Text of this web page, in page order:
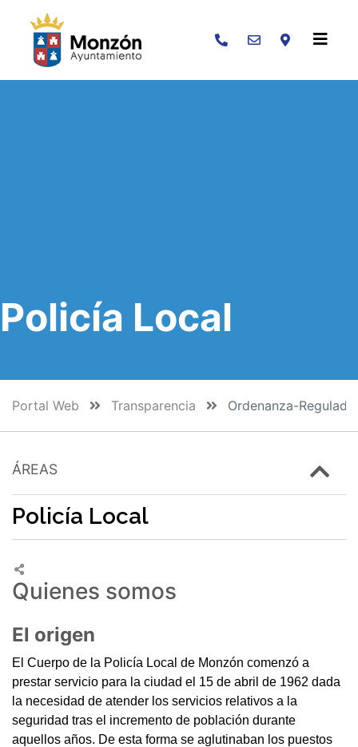
Buscar
Policía Local
Portal Web Transparencia Ordenanza-
ÁREAS
Policía Local
Quienes somos
El origen
El Cuerpo de la Policía Local de Monzón comenzó a
prestar servicio para la ciudad el 15 de abril de 1962 dada
la necesidad de atender los servicios relativos a la
seguridad tras el incremento de población durante
aquellos años. De esta forma se aglutinaban los puestos